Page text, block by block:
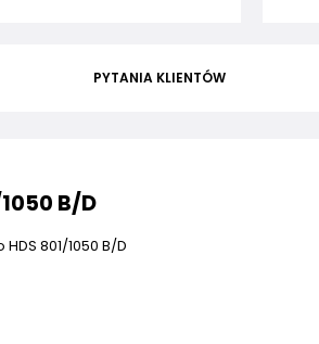
PYTANIA KLIENTÓW
B/D
801/1050 B/D